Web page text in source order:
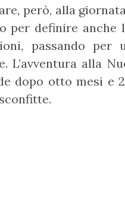
però, alla
definire anche
passando per
L’avventura alla
dopo otto mesi e